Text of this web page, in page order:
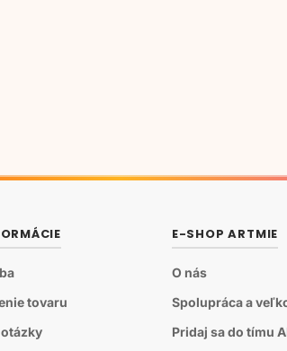
tovaru
E-SHOP ARTMIE
O nás
Spolupráca a
Pridaj sa do tímu